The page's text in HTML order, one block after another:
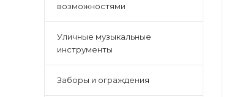
возможностями
Уличные музыкальные
инструменты
Заборы и ограждения